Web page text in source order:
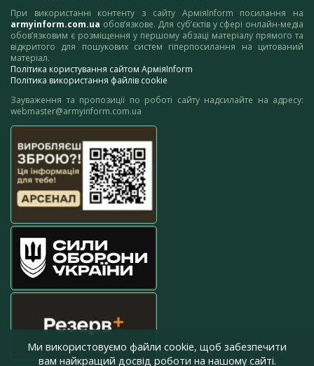
При використанні контенту з сайту АрміяInform посилання на
armyinform.com.ua обов’язкове. Для суб’єктів у сфері онлайн-медіа
обов’язковим є розміщення у першому абзаці матеріалу прямого та
відкритого для пошукових систем гіперпосилання на цитований
матеріал.
Політика користування сайтом АрміяInform
Політика використання файлів cookie
Зауваження та пропозиції по роботі сайту надсилайте на адресу:
webmaster@armyinform.com.ua
Ми використовуємо файли cookie, щоб забезпечити
вам найкращий досвід роботи на нашому сайті.